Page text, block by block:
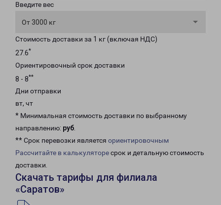
Введите вес
От 3000 кг
Стоимость доставки за 1 кг (включая НДС)
27.6*
Ориентировочный срок доставки
8 - 8**
Дни отправки
вт, чт
* Минимальная стоимость доставки по выбранному
направлению: руб.
** Срок перевозки является ориентировочным
Рассчитайте в калькуляторесрок и детальную стоимость
доставки.
Скачать тарифы для филиала
«Саратов»